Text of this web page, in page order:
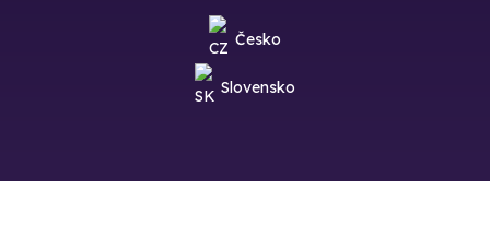
Česko
Slovensko